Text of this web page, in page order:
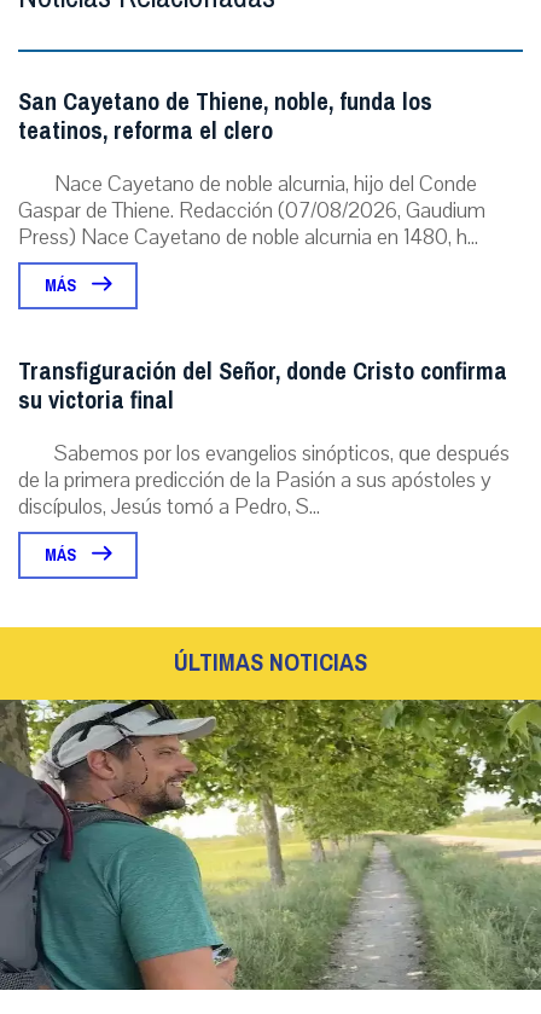
San Cayetano de Thiene, noble, funda los
teatinos, reforma el clero
Nace Cayetano de noble alcurnia, hijo del Conde
Gaspar de Thiene. Redacción (07/08/2026, Gaudium
Press) Nace Cayetano de noble alcurnia en 1480, h...
MÁS
Transfiguración del Señor, donde Cristo confirma
su victoria final
Sabemos por los evangelios sinópticos, que después
de la primera predicción de la Pasión a sus apóstoles y
discípulos, Jesús tomó a Pedro, S...
MÁS
ÚLTIMAS NOTICIAS